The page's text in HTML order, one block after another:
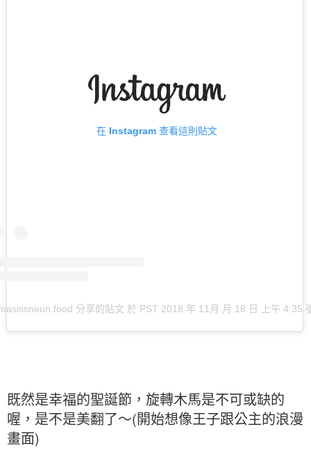
在 Instagram 查看這則貼文
分享的貼文 於 PST 2018 年 11月 月 18 日 上午 4:35
既然是幸福的聖誕節，旋轉木馬是不可或缺的
喔，是不是美翻了～(開始想像王子跟公主的浪漫
畫面)